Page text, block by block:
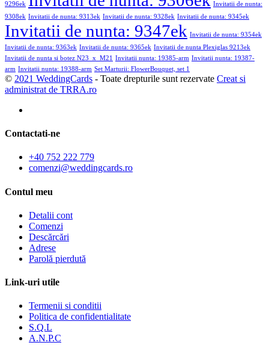
9296ek
Invitatii de nunta:
9308ek Invitatii de nunta: 9313ek Invitatii de nunta: 9328ek Invitatii de nunta: 9345ek
Invitatii de nunta: 9347ek Invitatii de nunta: 9354ek
Invitatii de nunta: 9363ek Invitatii de nunta: 9365ek Invitatii de nunta Plexiglas 9213ek
Invitatii de nunta si botez N23_x_M21
Invitatii nunta: 19385-arm Invitatii nunta: 19387-
arm Invitatii nunta: 19388-arm Set Marturii: FlowerBouquet, set 1
© 2021 WeddingCards - Toate drepturile sunt rezervate Creat si
administrat de TRRA.ro
Contactati-ne
+40 752 222 779
comenzi@weddingcards.ro
Contul meu
Detalii cont
Comenzi
Descărcări
Adrese
Parolă pierdută
Link-uri utile
Termenii si conditii
Politica de confidentialitate
S.Q.L
A.N.P.C